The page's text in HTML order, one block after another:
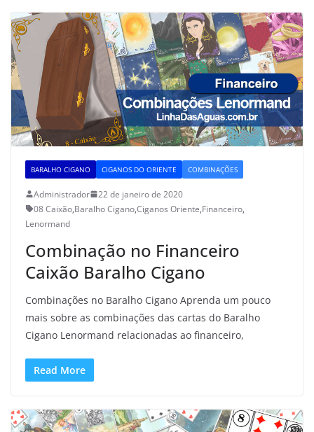
BARALHO CIGANO CIGANOS DO ORIENTE COMBINAÇÕES
Administrador
22 de janeiro de 2020
08 Caixão,Baralho Cigano,Ciganos Oriente,Financeiro,
Lenormand
Combinação no Financeiro
Caixão Baralho Cigano
Combinações no Baralho Cigano Aprenda um pouco
mais sobre as combinações das cartas do Baralho
Cigano Lenormand relacionadas ao financeiro,
Read More